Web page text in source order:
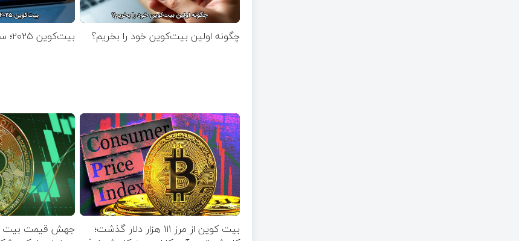
چگونه اولین بیت‌کوین خود را بخریم؟ بیت‌کوین ۲۰۲۵؛ سناریوهای قیمت
بیت کوین از مرز ۱۱۱ هزار دلار گذشت؛